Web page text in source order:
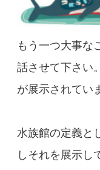
もう一つ大事な
話させて下さい
が展示されてい
水族館の定義と
しそれを展示し